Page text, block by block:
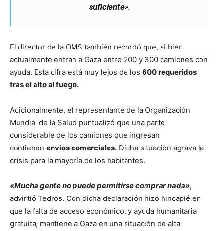
suficiente».
El director de la OMS también recordó que, si bien
actualmente entran a Gaza entre 200 y 300 camiones con
ayuda. Esta cifra está muy lejos de los 600 requeridos
tras el alto al fuego.
Adicionalmente, el representante de la Organización
Mundial de la Salud puntualizó que una parte
considerable de los camiones que ingresan
contienen envíos comerciales. Dicha situación agrava la
crisis para la mayoría de los habitantes.
«Mucha gente no puede permitirse comprar nada»,
advirtió Tedros. Con dicha declaración hizo hincapié en
que la falta de acceso económico, y ayuda humanitaria
gratuita, mantiene a Gaza en una situación de alta